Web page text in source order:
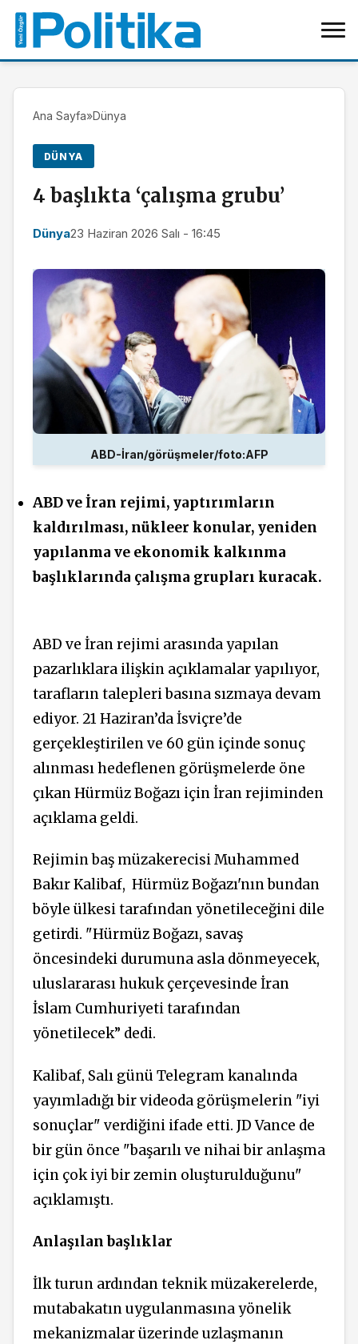
Ana Sayfa»Dünya
DÜNYA
4 başlıkta ‘çalışma grubu’
Dünya23 Haziran 2026 Salı - 16:45
ABD-İran/görüşmeler/foto:AFP
ABD ve İran rejimi, yaptırımların
kaldırılması, nükleer konular, yeniden
yapılanma ve ekonomik kalkınma
başlıklarında çalışma grupları kuracak.
ABD ve İran rejimi arasında yapılan
pazarlıklara ilişkin açıklamalar yapılıyor,
tarafların talepleri basına sızmaya devam
ediyor. 21 Haziran’da İsviçre’de
gerçekleştirilen ve 60 gün içinde sonuç
alınması hedeflenen görüşmelerde öne
çıkan Hürmüz Boğazı için İran rejiminden
açıklama geldi.
Rejimin baş müzakerecisi Muhammed
Bakır Kalibaf, Hürmüz Boğazı'nın bundan
böyle ülkesi tarafından yönetileceğini dile
getirdi. "Hürmüz Boğazı, savaş
öncesindeki durumuna asla dönmeyecek,
uluslararası hukuk çerçevesinde İran
İslam Cumhuriyeti tarafından
yönetilecek” dedi.
Kalibaf, Salı günü Telegram kanalında
yayımladığı bir videoda görüşmelerin "iyi
sonuçlar" verdiğini ifade etti. JD Vance de
bir gün önce "başarılı ve nihai bir anlaşma
için çok iyi bir zemin oluşturulduğunu"
açıklamıştı.
Anlaşılan başlıklar
İlk turun ardından teknik müzakerelerde,
mutabakatın uygulanmasına yönelik
mekanizmalar üzerinde uzlaşmanın